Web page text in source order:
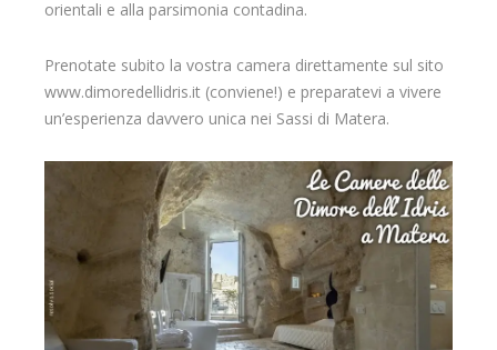
orientali e alla parsimonia contadina.
Prenotate subito la vostra camera direttamente sul sito
www.dimoredellidris.it (conviene!) e preparatevi a vivere
un’esperienza davvero unica nei Sassi di Matera.